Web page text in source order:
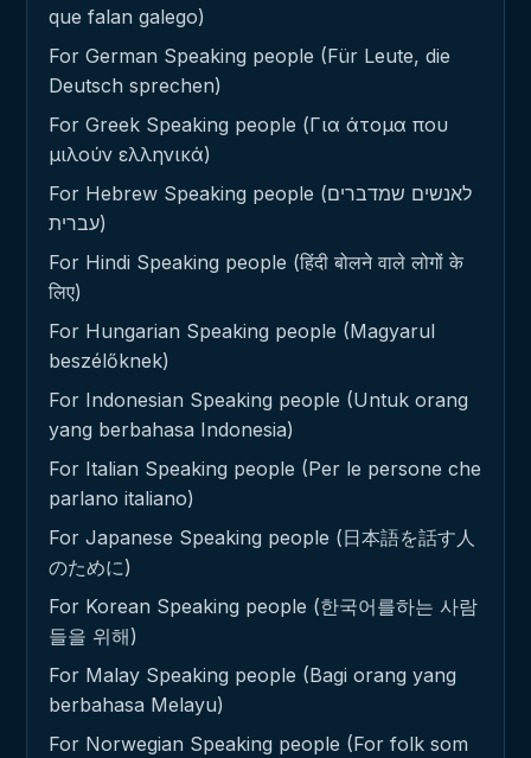
que falan galego)
For German Speaking people (Für Leute, die
Deutsch sprechen)
For Greek Speaking people (Για άτομα που
μιλούν ελληνικά)
For Hebrew Speaking people (לאנשים שמדברים
עברית)
For Hindi Speaking people (हिंदी बोलने वाले लोगों के
लिए)
For Hungarian Speaking people (Magyarul
beszélőknek)
For Indonesian Speaking people (Untuk orang
yang berbahasa Indonesia)
For Italian Speaking people (Per le persone che
parlano italiano)
For Japanese Speaking people (日本語を話す人
のために)
For Korean Speaking people (한국어를하는 사람
들을 위해)
For Malay Speaking people (Bagi orang yang
berbahasa Melayu)
For Norwegian Speaking people (For folk som